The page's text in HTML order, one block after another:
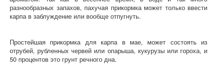
разнообразных запахов, пахучая прикормка может только ввести
карпа в заблуждение или вообще отпугнуть.
Простейшая прикормка для карпа в мае, может состоять из
отрубей, рубленных червей или опарыша, кукурузы или гороха, и
50 процентов это грунт речного дна.